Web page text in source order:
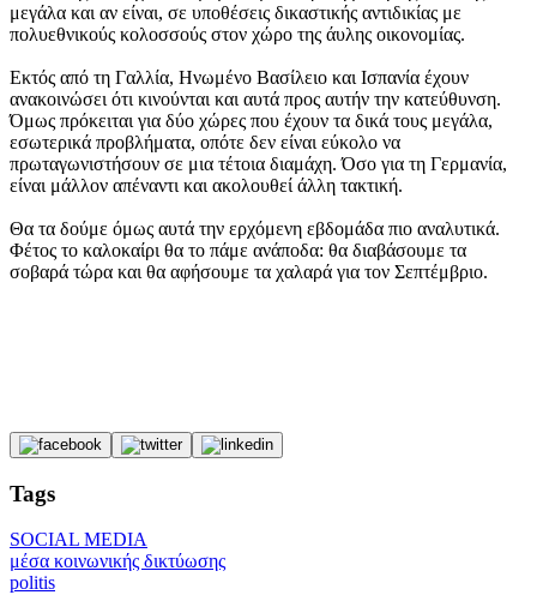
μεγάλα και αν είναι, σε υποθέσεις δικαστικής αντιδικίας με
πολυεθνικούς κολοσσούς στον χώρο της άυλης οικονομίας.
Εκτός από τη Γαλλία, Ηνωμένο Βασίλειο και Ισπανία έχουν
ανακοινώσει ότι κινούνται και αυτά προς αυτήν την κατεύθυνση.
Όμως πρόκειται για δύο χώρες που έχουν τα δικά τους μεγάλα,
εσωτερικά προβλήματα, οπότε δεν είναι εύκολο να
πρωταγωνιστήσουν σε μια τέτοια διαμάχη. Όσο για τη Γερμανία,
είναι μάλλον απέναντι και ακολουθεί άλλη τακτική.
Θα τα δούμε όμως αυτά την ερχόμενη εβδομάδα πιο αναλυτικά.
Φέτος το καλοκαίρι θα το πάμε ανάποδα: θα διαβάσουμε τα
σοβαρά τώρα και θα αφήσουμε τα χαλαρά για τον Σεπτέμβριο.
Tags
SOCIAL MEDIA
μέσα κοινωνικής δικτύωσης
politis